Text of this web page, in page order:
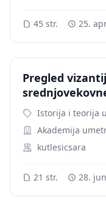
45 str. 25.
Pregled
Istorija i teorija
Akademija
kutlesicsara
21 str. 28.